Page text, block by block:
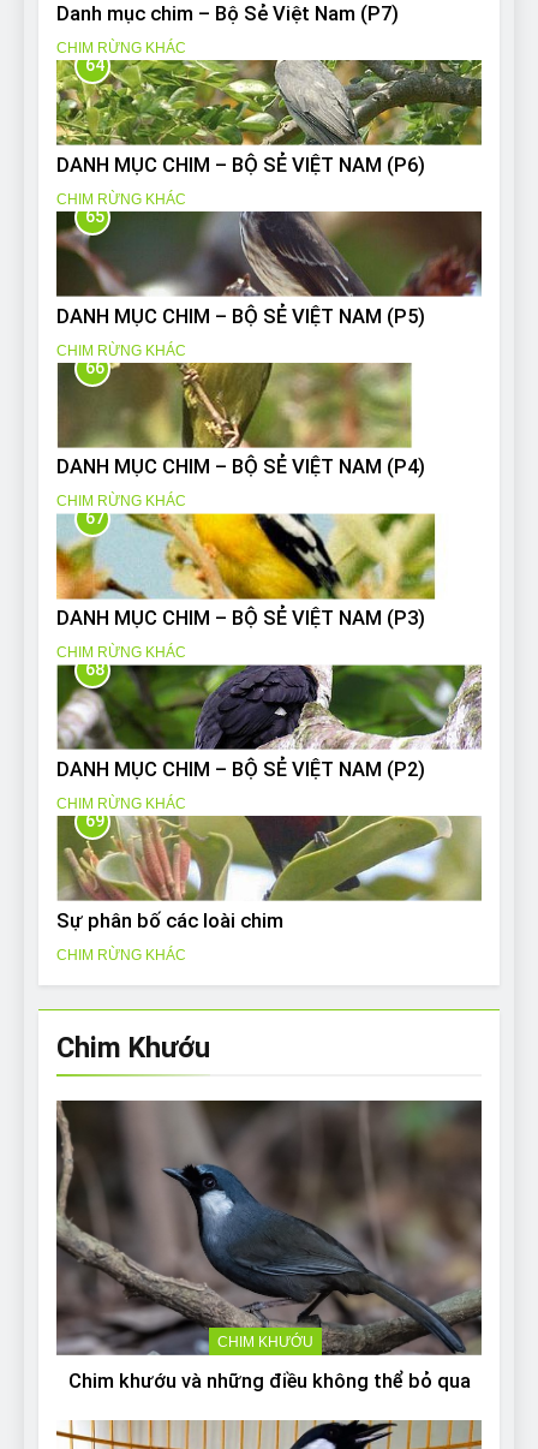
Danh mục chim – Bộ Sẻ Việt Nam (P7)
CHIM RỪNG KHÁC
64
DANH MỤC CHIM – BỘ SẺ VIỆT NAM (P6)
CHIM RỪNG KHÁC
65
DANH MỤC CHIM – BỘ SẺ VIỆT NAM (P5)
CHIM RỪNG KHÁC
66
DANH MỤC CHIM – BỘ SẺ VIỆT NAM (P4)
CHIM RỪNG KHÁC
67
DANH MỤC CHIM – BỘ SẺ VIỆT NAM (P3)
CHIM RỪNG KHÁC
68
DANH MỤC CHIM – BỘ SẺ VIỆT NAM (P2)
CHIM RỪNG KHÁC
69
Sự phân bố các loài chim
CHIM RỪNG KHÁC
Chim Khướu
CHIM KHƯỚU
Chim khướu và những điều không thể bỏ qua